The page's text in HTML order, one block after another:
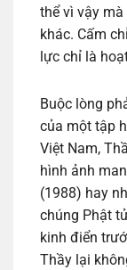
thể vì vậy
khác. Cấm
lực chỉ là
Buộc lòng
của một tập
Việt Nam,
hình ảnh
(1988) hay
chúng Phật
kinh điển
Thầy lại